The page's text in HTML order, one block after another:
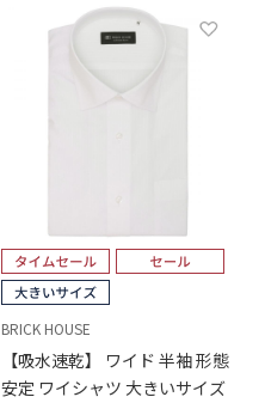
BRICK HOUSE
【吸水速乾】 ワイド 半袖 形態
安定 ワイシャツ 大きいサイズ